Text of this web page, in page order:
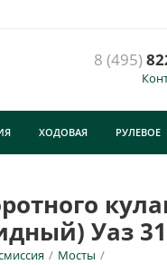
8 (495)
ХОДОВАЯ РУЛЕВОЕ
Уаз
/ Мосты /